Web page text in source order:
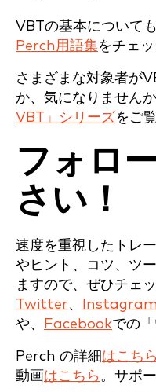
VBTの基本について
Perch用語集をチェ
さまざまな対象者が
か、気になりませんか
VBT」シリーズをご
フォロ
さい！
速度を重視したトレ
やヒント、コツ、ツ
ますので、ぜひチェ
Twitter、 Instagram
や、
Facebookでの
Perch の詳細はこちら
動画はこちら 。サポ